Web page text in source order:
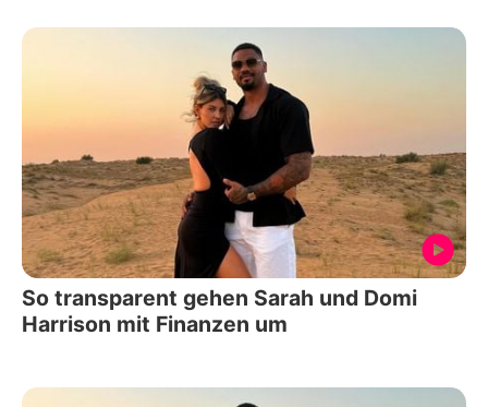
So transparent gehen Sarah und Domi
Harrison mit Finanzen um